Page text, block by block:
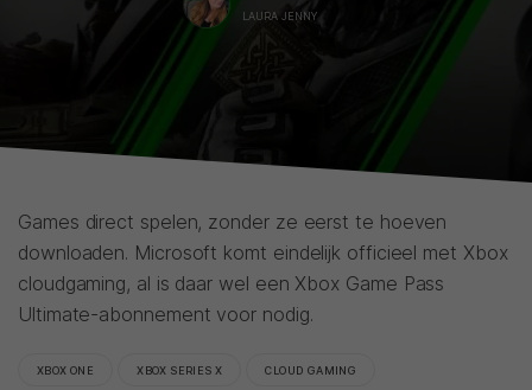
LAURA JENNY
Games direct spelen, zonder ze eerst te hoeven
downloaden. Microsoft komt eindelijk officieel met Xbox
cloudgaming, al is daar wel een Xbox Game Pass
Ultimate-abonnement voor nodig.
XBOX ONE XBOX SERIES X CLOUD GAMING